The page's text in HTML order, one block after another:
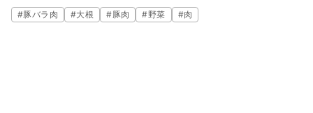
て、「非日常の空間で日本に浸る」豊かな時間を提供している。料理
屋 真砂茶寮の入江延彦さんに教えていただいたレシピ、豚バラ大根の
#豚バラ肉 #大根 #豚肉 #野菜 #肉